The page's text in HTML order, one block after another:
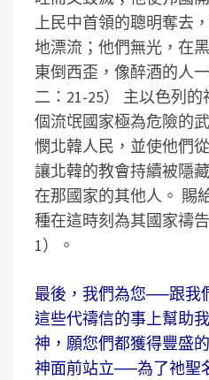
上民中首領的聰明奪去
地漂流；他們無光，在
東倒西歪，像醉酒的人
二：21-25） 主以色列
個流氓國家極為危險的
憫北韓人民，並使他們
讓北韓的教會持續被隱
在那國家的其他人。 賜
種在這時刻為其國家禱
1）。
最後，我們為您──跟我
這些代禱信的事上幫助
神，願您們都獲得豐盛
神面前站立──為了祂聖